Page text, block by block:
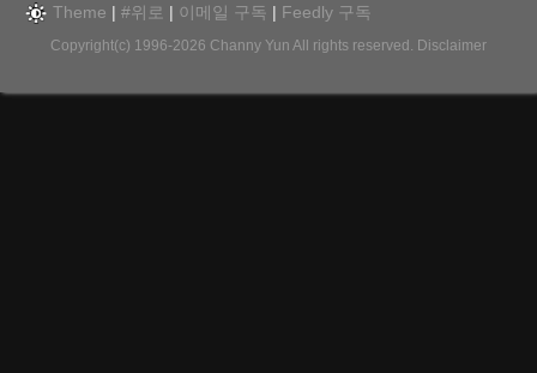
Theme | #위로 | 이메일 구독 | Feedly 구독
Copyright(c) 1996-2026 Channy Yun All rights reserved. Disclaimer